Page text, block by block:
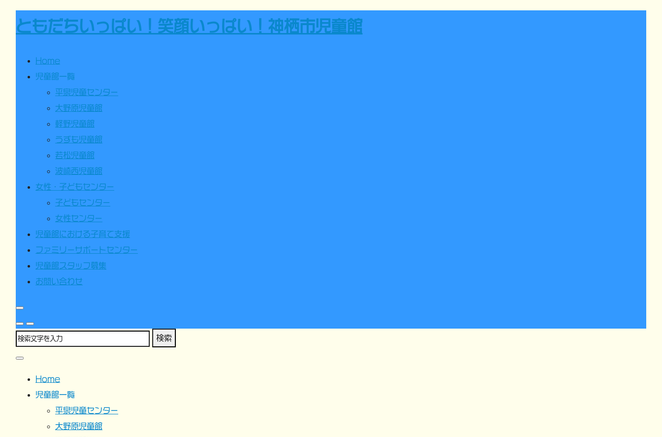
ともだちいっぱい！笑顔いっぱい！神栖市児童館
Home
児童館一覧
平泉児童センター
大野原児童館
軽野児童館
うずも児童館
若松児童館
波崎西児童館
女性・子どもセンター
子どもセンター
女性センター
児童館における子育て支援
ファミリーサポートセンター
児童館スタッフ募集
お問い合わせ
検索
Home
児童館一覧
平泉児童センター
大野原児童館